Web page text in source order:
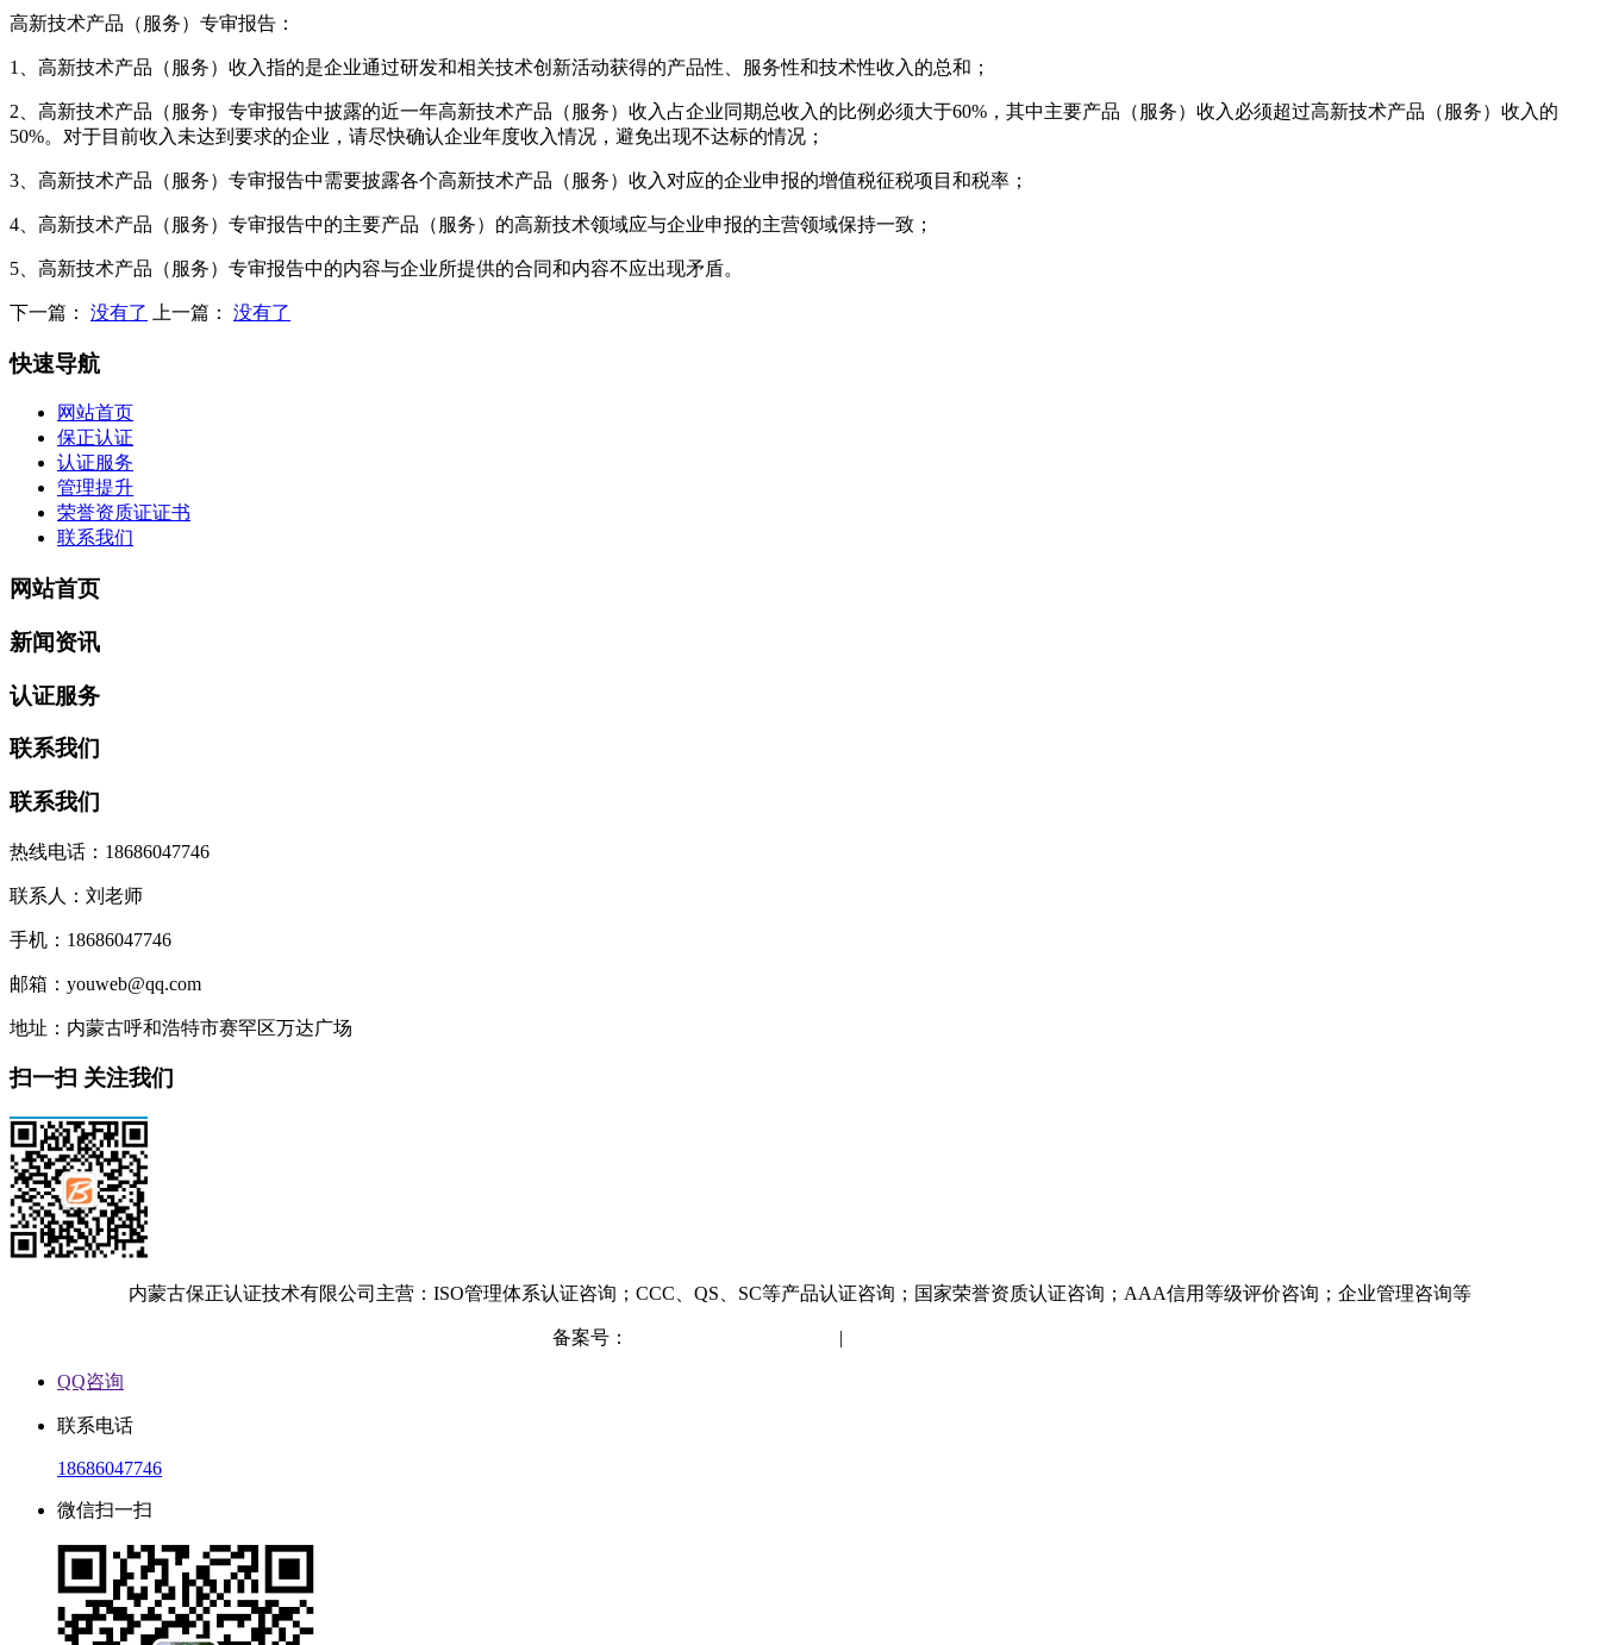
高新技术产品（服务）专审报告：
1、高新技术产品（服务）收入指的是企业通过研发和相关技术创新活动获得的产品性、服务性和技术性收入的总和；
2、高新技术产品（服务）专审报告中披露的近一年高新技术产品（服务）收入占企业同期总收入的比例必须大于60%，其中主要产品（服务）收入必须超过高新技术产品（服务）收入的
50%。对于目前收入未达到要求的企业，请尽快确认企业年度收入情况，避免出现不达标的情况；
3、高新技术产品（服务）专审报告中需要披露各个高新技术产品（服务）收入对应的企业申报的增值税征税项目和税率；
4、高新技术产品（服务）专审报告中的主要产品（服务）的高新技术领域应与企业申报的主营领域保持一致；
5、高新技术产品（服务）专审报告中的内容与企业所提供的合同和内容不应出现矛盾。
下一篇： 没有了 上一篇： 没有了
快速导航
网站首页
保正认证
认证服务
管理提升
荣誉资质证证书
联系我们
网站首页
新闻资讯
认证服务
联系我们
联系我们
热线电话：18686047746
联系人：刘老师
手机：18686047746
邮箱：youweb@qq.com
地址：内蒙古呼和浩特市赛罕区万达广场
扫一扫 关注我们
内蒙古保正认证技术有限公司主营：ISO管理体系认证咨询；CCC、QS、SC等产品认证咨询；国家荣誉资质认证咨询；AAA信用等级评价咨询；企业管理咨询等
备案号： |
QQ咨询
联系电话
18686047746
微信扫一扫